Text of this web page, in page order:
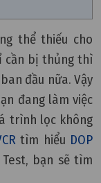
thể thiếu cho
cần bị thủng thì
đầu nữa. Vậy
đang làm việc
trình lọc không
tìm hiểu DOP
bạn sẽ tìm